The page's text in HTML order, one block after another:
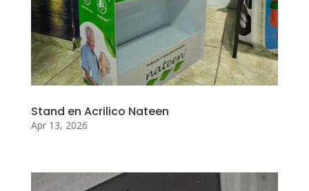
Stand en Acrilico Nateen
Apr 13, 2026